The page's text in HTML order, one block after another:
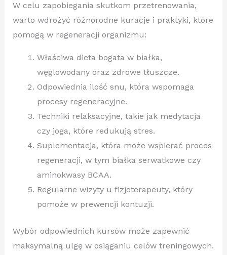
W celu zapobiegania skutkom przetrenowania,
warto wdrożyć różnorodne kuracje i praktyki, które
pomogą w regeneracji organizmu:
Właściwa dieta bogata w białka,
węglowodany oraz zdrowe tłuszcze.
Odpowiednia ilość snu, która wspomaga
procesy regeneracyjne.
Techniki relaksacyjne, takie jak medytacja
czy joga, które redukują stres.
Suplementacja, która może wspierać proces
regeneracji, w tym białka serwatkowe czy
aminokwasy BCAA.
Regularne wizyty u fizjoterapeuty, który
pomoże w prewencji kontuzji.
Wybór odpowiednich kursów może zapewnić
maksymalną ulgę w osiąganiu celów treningowych.